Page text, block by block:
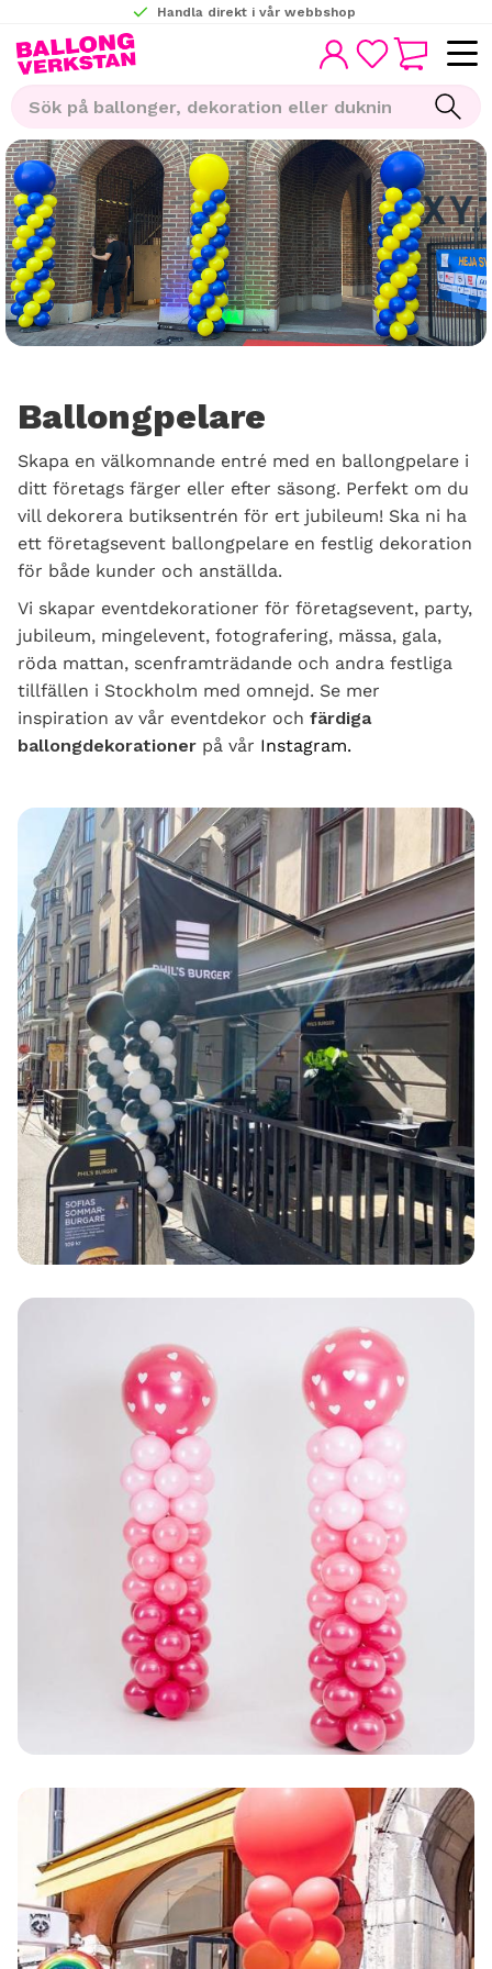
Meny
Handla direkt i vår webbshop
FAVORITER
KUNDVAGN
Ballongpelare
Skapa en välkomnande entré med en ballongpelare i
ditt företags färger eller efter säsong. Perfekt om du
vill dekorera butiksentrén för ert jubileum! Ska ni ha
ett företagsevent ballongpelare en festlig dekoration
för både kunder och anställda.
Vi skapar eventdekorationer för företagsevent, party,
jubileum, mingelevent, fotografering, mässa, gala,
röda mattan, scenframträdande och andra festliga
tillfällen i Stockholm med omnejd. Se mer
inspiration av vår eventdekor och färdiga
ballongdekorationer på vår Instagram.